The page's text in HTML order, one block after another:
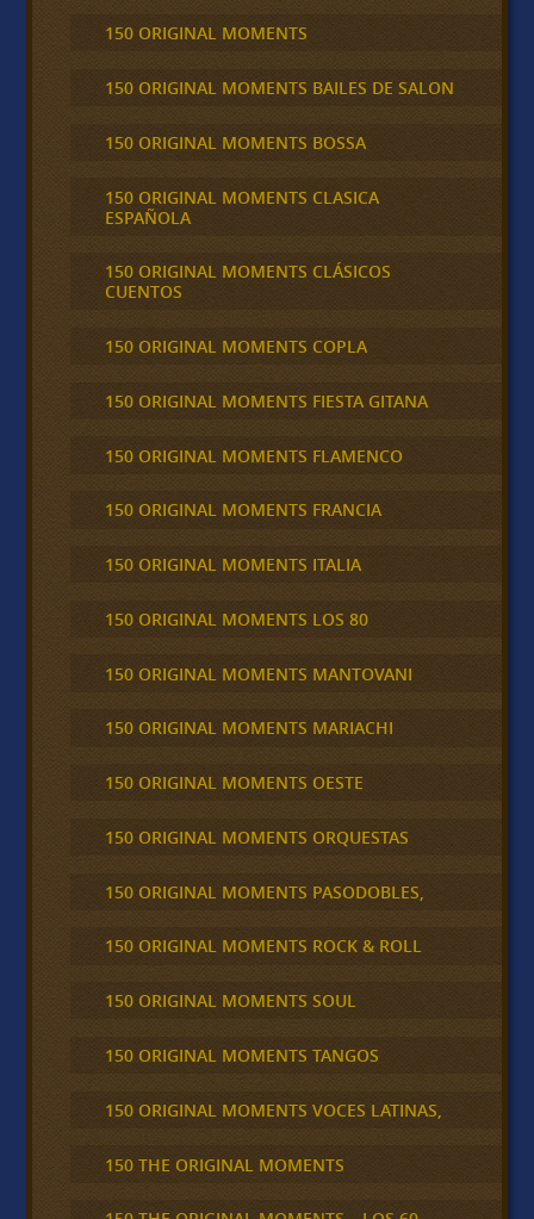
150 ORIGINAL MOMENTS
150 ORIGINAL MOMENTS BAILES DE SALON
150 ORIGINAL MOMENTS BOSSA
150 ORIGINAL MOMENTS CLASICA
ESPAÑOLA
150 ORIGINAL MOMENTS CLÁSICOS
CUENTOS
150 ORIGINAL MOMENTS COPLA
150 ORIGINAL MOMENTS FIESTA GITANA
150 ORIGINAL MOMENTS FLAMENCO
150 ORIGINAL MOMENTS FRANCIA
150 ORIGINAL MOMENTS ITALIA
150 ORIGINAL MOMENTS LOS 80
150 ORIGINAL MOMENTS MANTOVANI
150 ORIGINAL MOMENTS MARIACHI
150 ORIGINAL MOMENTS OESTE
150 ORIGINAL MOMENTS ORQUESTAS
150 ORIGINAL MOMENTS PASODOBLES,
150 ORIGINAL MOMENTS ROCK & ROLL
150 ORIGINAL MOMENTS SOUL
150 ORIGINAL MOMENTS TANGOS
150 ORIGINAL MOMENTS VOCES LATINAS,
150 THE ORIGINAL MOMENTS